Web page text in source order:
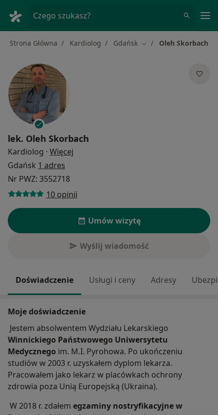
Czego szukasz?
Strona Główna Kardiolog Gdańsk Zmień miasto
Oleh Skorbach
lek. Oleh Skorbach
Kardiolog · Więcej
Gdańsk 1 adres
Nr PWZ: 3552718
10 opinii
Umów wizytę
Wyślij wiadomość
Doświadczenie Usługi i ceny Adresy
Moje doświadczenie
Jestem absolwentem Wydziału Lekarskiego
Winnickiego Państwowego Uniwersytetu
Medycznego im. M.I. Pyrohowa. Po ukończeniu
studiów w 2003 r. uzyskałem dyplom lekarza.
Pracowałem jako lekarz w placówkach ochrony
zdrowia poza Unią Europejską (Ukraina).
W 2018 r. zdałem egzaminy nostryfikacyjne w